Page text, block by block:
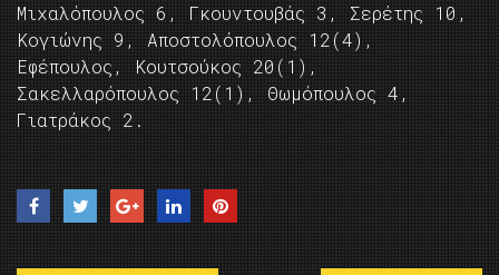
Μιχαλόπουλος 6, Γκουντουβάς 3, Σερέτης 10,
Κογιώνης 9, Αποστολόπουλος 12(4),
Εφέπουλος, Κουτσούκος 20(1),
Σακελλαρόπουλος 12(1), Θωμόπουλος 4,
Γιατράκος 2.